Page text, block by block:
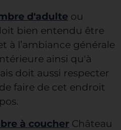
d'adulte ou
bien entendu être
à l’ambiance générale
ainsi qu'à
doit aussi respecter
faire de cet endroit
à coucher Château